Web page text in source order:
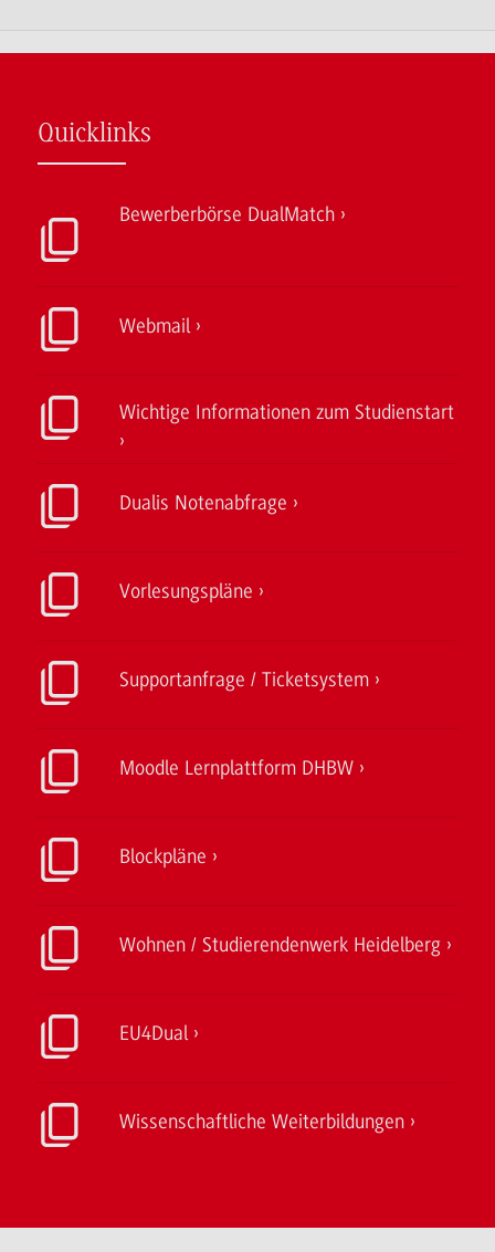
Quicklinks
Bewerberbörse DualMatch
Webmail
Wichtige Informationen zum Studienstart
Dualis Notenabfrage
Vorlesungspläne
Supportanfrage / Ticketsystem
Moodle Lernplattform DHBW
Blockpläne
Wohnen / Studierendenwerk Heidelberg
EU4Dual
Wissenschaftliche Weiterbildungen